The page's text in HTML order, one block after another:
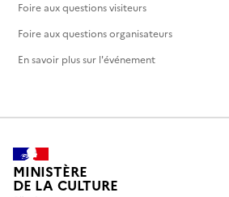
Foire aux questions visiteurs
Foire aux questions organisateurs
En savoir plus sur l'événement
MINISTÈRE
DE LA CULTURE